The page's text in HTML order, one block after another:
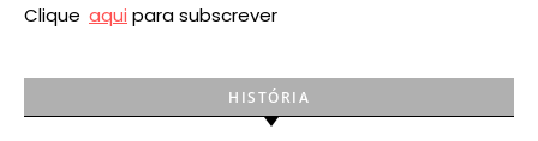
Clique aqui para subscrever
HISTÓRIA